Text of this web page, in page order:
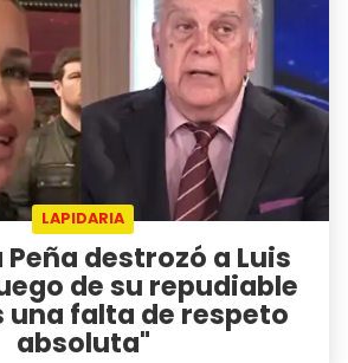
LAPIDARIA
destrozó a Luis
de su repudiable
una falta de respeto
absoluta"